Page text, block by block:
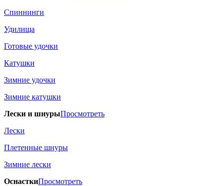
Спиннинги
Удилища
Готовые удочки
Катушки
Зимние удочки
Зимние катушки
Лески и шнурыПросмотреть
Лески
Плетенные шнуры
Зимние лески
ОснасткиПросмотреть